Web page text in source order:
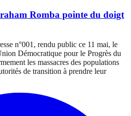
Romba pointe du doigt
n°001, rendu public ce 11 mai, le
Démocratique pour le Progrès du
les massacres des populations
de transition à prendre leur